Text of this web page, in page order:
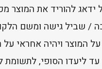
ידאג להוריד את המוצר
/ שביל גישה ומשם
המוצר ויהיה אחראי
עד ליעדו הסופי, לתשומת